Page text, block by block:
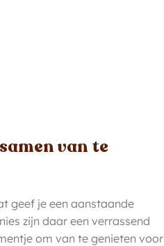
van te
geef je een aanstaande
zijn daar een verrassend
om van te genieten voor